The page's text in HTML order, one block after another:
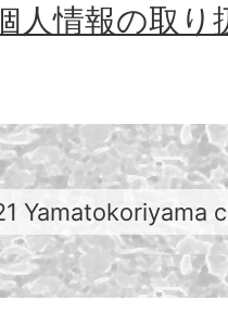
人情報の取り
Yamatokoriyama